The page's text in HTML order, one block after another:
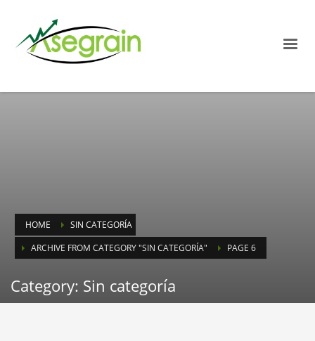
HOME
SIN CATEGORÍA
ARCHIVE FROM CATEGORY "SIN CATEGORÍA"
PAGE 6
Category: Sin categoría